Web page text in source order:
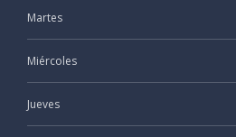
Martes
Miércoles
Jueves